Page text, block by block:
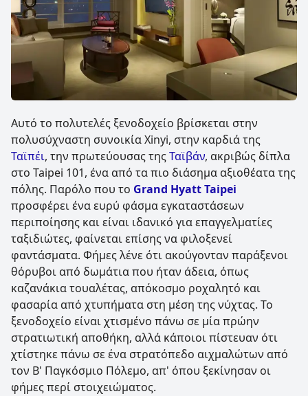
Αυτό το πολυτελές ξενοδοχείο βρίσκεται στην
πολυσύχναστη συνοικία Xinyi, στην καρδιά της
Ταϊπέι, την πρωτεύουσας τηςΤαϊβάν, ακριβώς δίπλα
στο Taipei 101, ένα από τα πιο διάσημα αξιοθέατα της
πόλης. Παρόλο που το Grand Hyatt Taipei
προσφέρει ένα ευρύ φάσμα εγκαταστάσεων
περιποίησης και είναι ιδανικό για επαγγελματίες
ταξιδιώτες, φαίνεται επίσης να φιλοξενεί
φαντάσματα. Φήμες λένε ότι ακούγονταν παράξενοι
θόρυβοι από δωμάτια που ήταν άδεια, όπως
καζανάκια τουαλέτας, απόκοσμο ροχαλητό και
φασαρία από χτυπήματα στη μέση της νύχτας. Το
ξενοδοχείο είναι χτισμένο πάνω σε μία πρώην
στρατιωτική αποθήκη, αλλά κάποιοι πίστευαν ότι
χτίστηκε πάνω σε ένα στρατόπεδο αιχμαλώτων από
τον Β' Παγκόσμιο Πόλεμο, απ' όπου ξεκίνησαν οι
φήμες περί στοιχειώματος.